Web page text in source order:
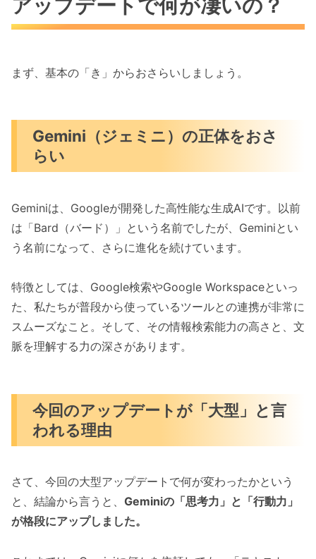
アップデートで何が凄いの？
まず、基本の「き」からおさらいしましょう。
Gemini（ジェミニ）の正体をおさ
らい
Geminiは、Googleが開発した高性能な生成AIです。以前
は「Bard（バード）」という名前でしたが、Geminiとい
う名前になって、さらに進化を続けています。
特徴としては、Google検索やGoogle Workspaceといっ
た、私たちが普段から使っているツールとの連携が非常に
スムーズなこと。そして、その情報検索能力の高さと、文
脈を理解する力の深さがあります。
今回のアップデートが「大型」と言
われる理由
さて、今回の大型アップデートで何が変わったかという
と、結論から言うと、 Geminiの「思考力」と「行動力」
が格段にアップしました。